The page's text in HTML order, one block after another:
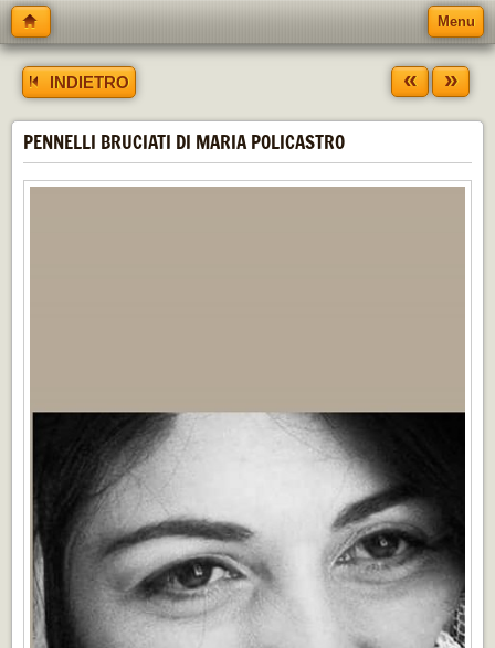
Menu
INDIETRO « »
PENNELLI BRUCIATI DI MARIA POLICASTRO